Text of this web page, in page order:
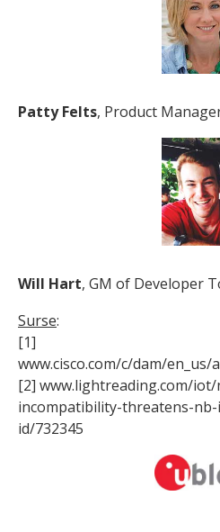
Patty Felts, Product
Will Hart, GM of Developer
Surse:
[1]
www.cisco.com/c/dam/
[2] www.lightreading.com/
incompatibility-threatens-
id/732345